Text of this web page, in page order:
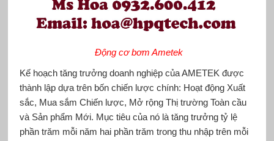
Động cơ bơm Ametek
Kế hoạch tăng trưởng doanh nghiệp của AMETEK được
thành lập dựa trên bốn chiến lược chính: Hoạt động Xuất
sắc, Mua sắm Chiến lược, Mở rộng Thị trường Toàn cầu
và Sản phẩm Mới. Mục tiêu của nó là tăng trưởng tỷ lệ
phần trăm mỗi năm hai phần trăm trong thu nhập trên mỗi